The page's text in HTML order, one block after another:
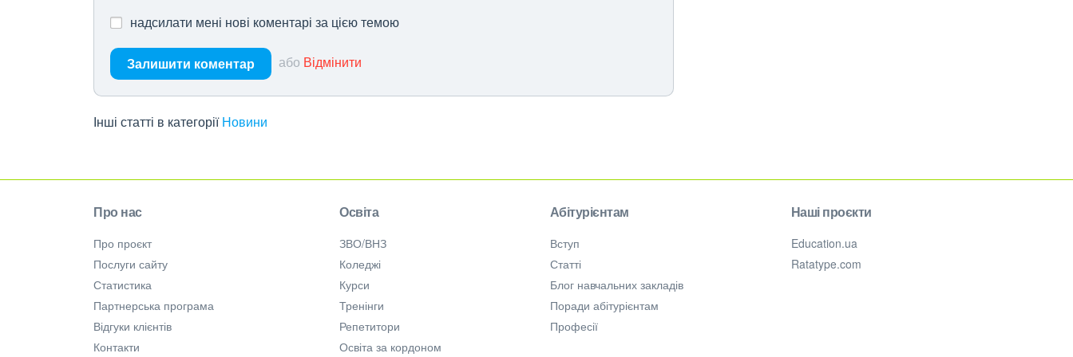
надсилати мені нові коментарі за цією темою
Залишити коментар або Відмінити
Інші статті в категорії Новини
Про нас
Про проєкт
Послуги сайту
Статистика
Партнерська програма
Відгуки клієнтів
Контакти
Освіта
ЗВО/ВНЗ
Коледжі
Курси
Тренінги
Репетитори
Освіта за кордоном
Абітурієнтам
Вступ
Статті
Блог навчальних закладів
Поради абітурієнтам
Професії
Наші проєкти
Education.ua
Ratatype.com